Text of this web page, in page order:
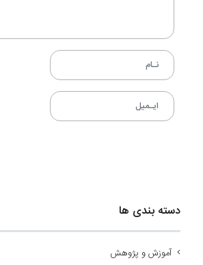
دسته بندی ها
آموزش و پژوهش